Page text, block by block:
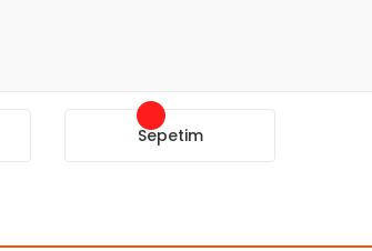
Sepetim